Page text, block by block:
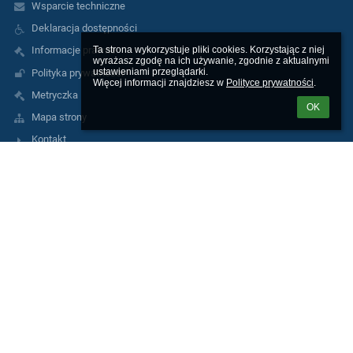
Ta strona wykorzystuje pliki cookies. Korzystając z niej
wyrażasz zgodę na ich używanie, zgodnie z aktualnymi
ustawieniami przeglądarki.
Więcej informacji znajdziesz w Polityce prywatności.
OK
Wsparcie techniczne
Deklaracja dostępności
Informacje prawne
Polityka prywatności
Metryczka
Mapa strony
Kontakt